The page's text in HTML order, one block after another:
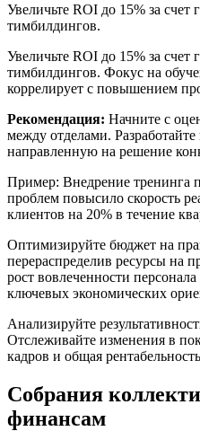
Увеличьте ROI до 15% за
тимбилдингов.
Увеличьте ROI до 15% за
тимбилдингов. Фокус на
коррелирует с повышением
Рекомендация: Начните с
между отделами.
направленную на решение
Пример: Внедрение тренинга
проблем повысило скорость
клиентов на 20% в течение
Оптимизируйте бюджет на
перераспределив ресурсы на
рост вовлеченности
ключевых экономических
Анализируйте
Отслеживайте изменения в
кадров и общая
Собрания
финансам